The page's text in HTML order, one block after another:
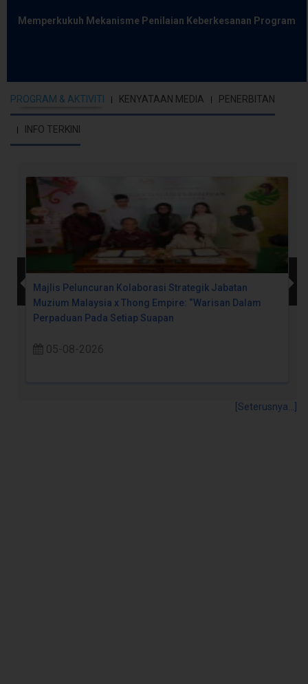
Memperkukuh Mekanisme Penilaian Keberkesanan Program
PROGRAM & AKTIVITI KENYATAAN MEDIA PENERBITAN
INFO TERKINI
Majlis Peluncuran Kolaborasi Strategik Jabatan
Muzium Malaysia x Thong Empire: “Warisan Dalam
Perpaduan Pada Setiap Suapan
05-08-2026
[Seterusnya...]